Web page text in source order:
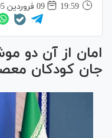
19:59
09 فروردين 1405
امان از آن دو
جان کودکان